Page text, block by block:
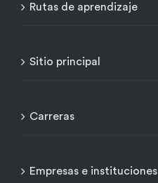
Rutas de aprendizaje
Sitio principal
Carreras
Empresas e instituciones